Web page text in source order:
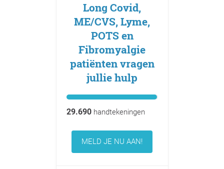
Long Covid,
ME/CVS, Lyme,
POTS en
Fibromyalgie
patiënten vragen
jullie hulp
29.690handtekeningen
MELD JE NU AAN!